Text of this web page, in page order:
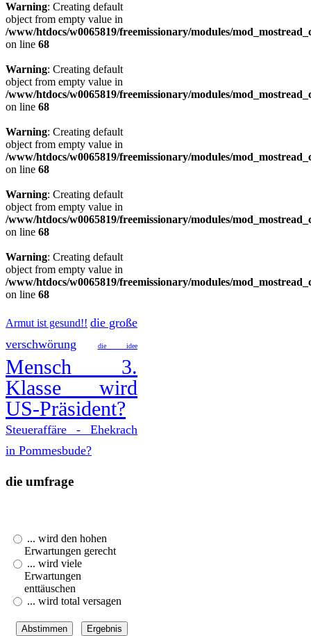
Warning: Creating default
object from empty value in
/www/htdocs/w0065819/freemissionary/modules/
on line 68
Warning: Creating default
object from empty value in
/www/htdocs/w0065819/freemissionary/modules/
on line 68
Warning: Creating default
object from empty value in
/www/htdocs/w0065819/freemissionary/modules/
on line 68
Warning: Creating default
object from empty value in
/www/htdocs/w0065819/freemissionary/modules/
on line 68
Warning: Creating default
object from empty value in
/www/htdocs/w0065819/freemissionary/modules/
on line 68
Armut ist gesund!! die große
verschwörung
die idee
Mensch 3.
Klasse wird
US-Präsident?
Steueraffäre - Ehekrach
in Pommesbude?
die umfrage
... wird den hohen
Erwartungen gerecht
... wird viele
Erwartungen
enttäuschen
... wird total versagen